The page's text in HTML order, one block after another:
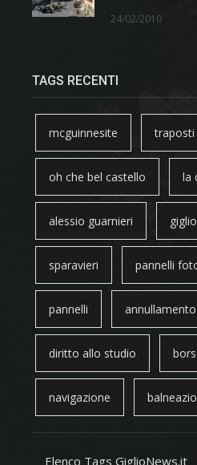
24/02/2010
TAGS RECENTI
mcguinnesite traposti
oh che bel castello la
alessio guarnieri
sparavieri pannelli
pannelli annullamento
diritto allo studio
navigazione
Elenco Tags GiglioNews.it